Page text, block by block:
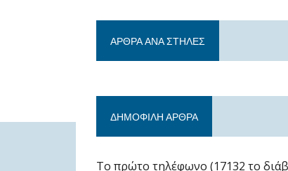
ΆΡΘΡΑ ΑΝΆ ΣΤΉΛΕΣ
ΔΗΜΟΦΙΛΉ ΆΡΘΡΑ
Το πρώτο τηλέφωνο (17132 το